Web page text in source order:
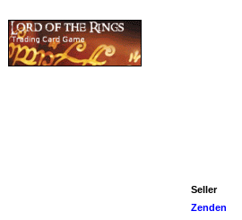
Seller
Zenden